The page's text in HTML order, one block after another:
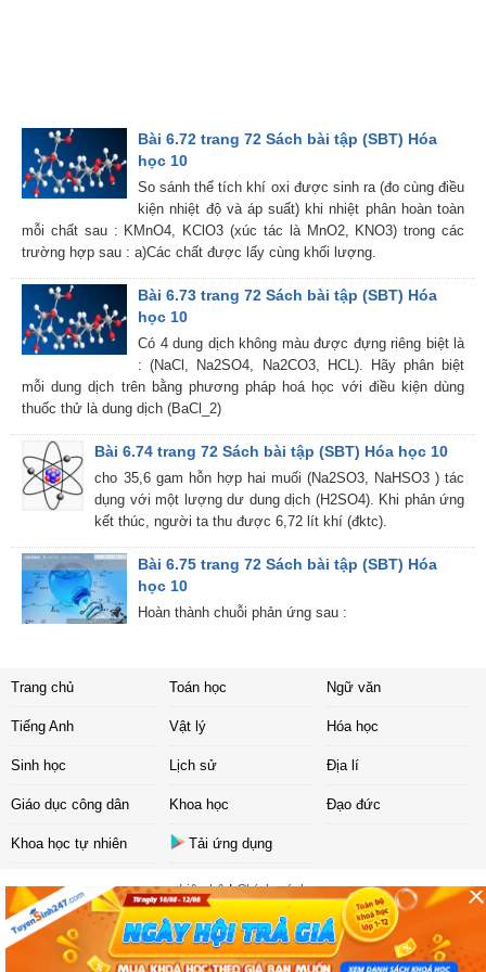
Bài 6.72 trang 72 Sách bài tập (SBT) Hóa
học 10
So sánh thể tích khí oxi được sinh ra (đo cùng điều
kiện nhiệt độ và áp suất) khi nhiệt phân hoàn toàn
mỗi chất sau : KMnO4, KClO3 (xúc tác là MnO2, KNO3) trong các
trường hợp sau : a)Các chất được lấy cùng khối lượng.
Bài 6.73 trang 72 Sách bài tập (SBT) Hóa
học 10
Có 4 dung dịch không màu được đựng riêng biệt là
: (NaCl, Na2SO4, Na2CO3, HCL). Hãy phân biệt
mỗi dung dịch trên bằng phương pháp hoá học với điều kiện dùng
thuốc thử là dung dịch (BaCl_2)
Bài 6.74 trang 72 Sách bài tập (SBT) Hóa học 10
cho 35,6 gam hỗn hợp hai muối (Na2SO3, NaHSO3 ) tác
dụng với một lượng dư dung dịch (H2SO4). Khi phản ứng
kết thúc, người ta thu được 6,72 lít khí (đktc).
Bài 6.75 trang 72 Sách bài tập (SBT) Hóa
học 10
Hoàn thành chuỗi phản ứng sau :
Trang chủ Toán học Ngữ văn
Tiếng Anh Vật lý Hóa học
Sinh học Lịch sử Địa lí
Giáo dục công dân Khoa học Đạo đức
Khoa học tự nhiên Tải ứng dụng
Liên hệ|Chính sách
Copyright ©
2017 Sachbaitap.com